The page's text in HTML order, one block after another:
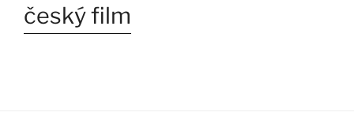
český film